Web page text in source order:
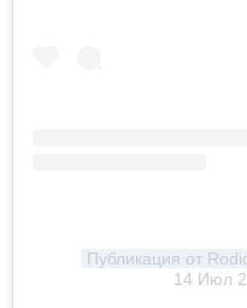
Публикация от
14 Июл